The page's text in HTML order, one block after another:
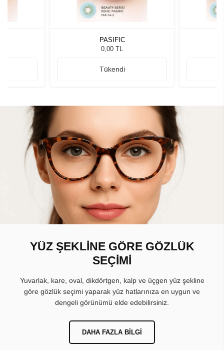
PASIFIC
0,00 TL
Tükendi
YÜZ ŞEKLİNE GÖRE GÖZLÜK
SEÇİMİ
Yuvarlak, kare, oval, dikdörtgen, kalp ve üçgen yüz şekline
göre gözlük seçimi yaparak yüz hatlarınıza en uygun ve
dengeli görünümü elde edebilirsiniz.
DAHA FAZLA BILGI